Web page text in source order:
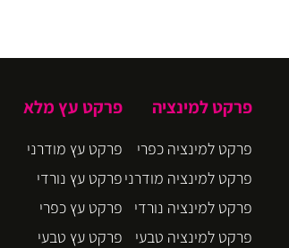
פרקט למינציה
פרקט למינציה כפרי
פרקט למינציה מודרני
פרקט למינציה נורדי
פרקט למינציה טבעי
פרקט עץ מלא
פרקט עץ מודרני
פרקט עץ נורדי
פרקט עץ כפרי
פרקט עץ טבעי